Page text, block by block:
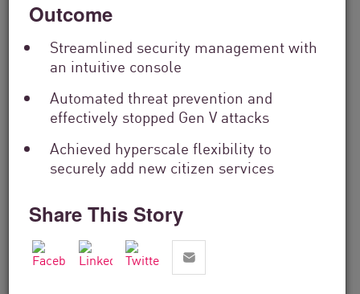
Outcome
Streamlined security management with
an intuitive console
Automated threat prevention and
effectively stopped Gen V attacks
Achieved hyperscale flexibility to
securely add new citizen services
Share This Story
Servicios financieros
From Dashboard Chaos To A Single
Leer ahora